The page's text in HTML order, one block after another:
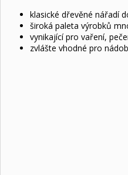
klasické dřevěné nářadí
široká paleta výrobků
vynikající pro vaření,
zvlášte vhodné pro